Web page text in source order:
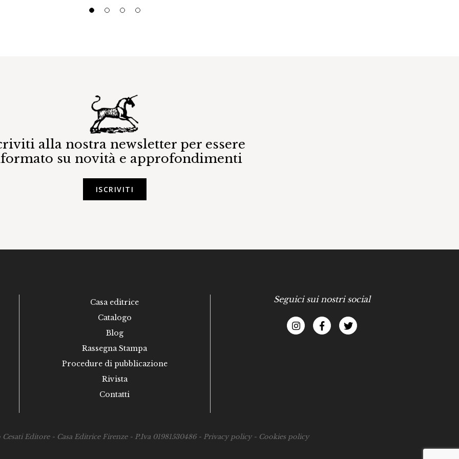
alla nostra newsletter per essere
su novità e approfondimenti
ISCRIVITI
Casa editrice
Catalogo
Blog
Rassegna Stampa
Procedure di pubblicazione
Rivista
Contatti
Seguici sui nostri social
Editore - Casa Editrice Firenze - P.Iva 01981530486 - Privacy policy- Cookies policy